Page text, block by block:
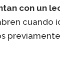
con un
cuando
previamente